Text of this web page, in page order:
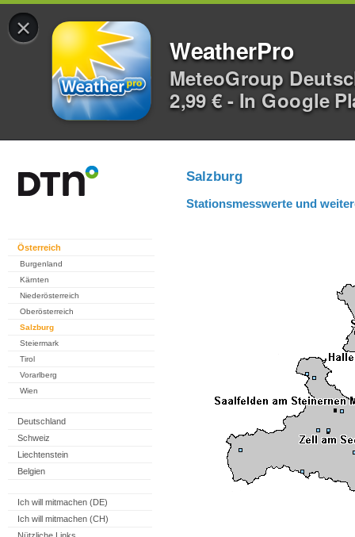
×
WeatherPro
MeteoGroup
2,99 € - In Google
Österreich
Burgenland
Kärnten
Niederösterreich
Oberösterreich
Salzburg
Steiermark
Tirol
Vorarlberg
Wien
Deutschland
Schweiz
Liechtenstein
Belgien
Ich will mitmachen (DE)
Ich will mitmachen (CH)
Salzburg
Stationsmesswerte und